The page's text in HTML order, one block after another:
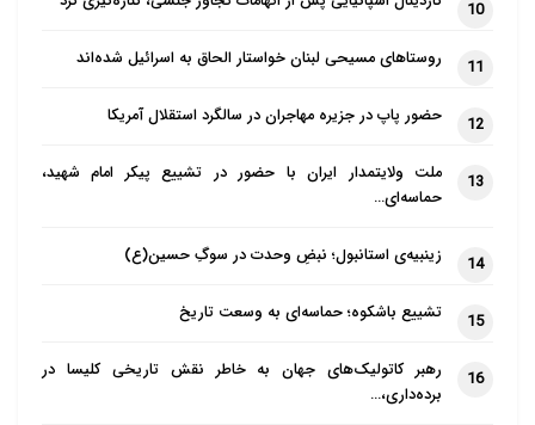
10
11 روستاهای مسیحی لبنان خواستار الحاق به اسرائیل شده‌اند
12 حضور پاپ در جزیره مهاجران در سالگرد استقلال آمریکا
13
ملت ولایتمدار ایران با حضور در تشییع پیکر امام شهید،
حماسه‌ای…
14 زینبیه‌ی استانبول؛ نبضِ وحدت در سوگِ حسین(ع)
15 تشییع باشکوه؛ حماسه‌ای به وسعت تاریخ
16
رهبر کاتولیک‌های جهان به خاطر نقش تاریخی کلیسا در
برده‌داری،…